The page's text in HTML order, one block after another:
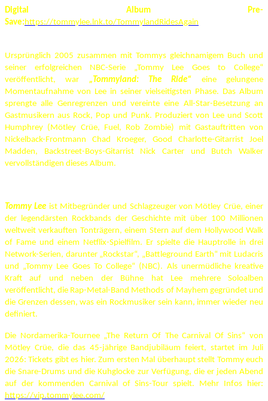
Digital Album Pre-
Save: https://tommylee.lnk.to/TommylandRidesAgain
Ursprünglich 2005 zusammen mit Tommys gleichnamigem Buch und
seiner erfolgreichen NBC-Serie „Tommy Lee Goes to College“
veröffentlicht, war „Tommyland: The Ride“ eine gelungene
Momentaufnahme von Lee in seiner vielseitigsten Phase. Das Album
sprengte alle Genregrenzen und vereinte eine All-Star-Besetzung an
Gastmusikern aus Rock, Pop und Punk. Produziert von Lee und Scott
Humphrey (Mötley Crüe, Fuel, Rob Zombie) mit Gastauftritten von
Nickelback-Frontmann Chad Kroeger, Good Charlotte-Gitarrist Joel
Madden, Backstreet-Boys-Gitarrist Nick Carter und Butch Walker
vervollständigen dieses Album.
Tommy Lee ist Mitbegründer und Schlagzeuger von Mötley Crüe, einer
der legendärsten Rockbands der Geschichte mit über 100 Millionen
weltweit verkauften Tonträgern, einem Stern auf dem Hollywood Walk
of Fame und einem Netflix-Spielfilm. Er spielte die Hauptrolle in drei
Network-Serien, darunter „Rockstar“, „Battleground Earth“ mit Ludacris
und „Tommy Lee Goes To College“ (NBC). Als unermüdliche kreative
Kraft auf und neben der Bühne hat Lee mehrere Soloalben
veröffentlicht, die Rap-Metal-Band Methods of Mayhem gegründet und
die Grenzen dessen, was ein Rockmusiker sein kann, immer wieder neu
definiert.
Die Nordamerika-Tournee „The Return Of The Carnival Of Sins“ von
Mötley Crüe, die das 45-jährige Bandjubiläum feiert, startet im Juli
2026: Tickets gibt es hier. Zum ersten Mal überhaupt stellt Tommy euch
die Snare-Drums und die Kuhglocke zur Verfügung, die er jeden Abend
auf der kommenden Carnival of Sins-Tour spielt. Mehr Infos hier:
https://vip.tommylee.com/